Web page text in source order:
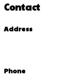
Contact
Address
Phone